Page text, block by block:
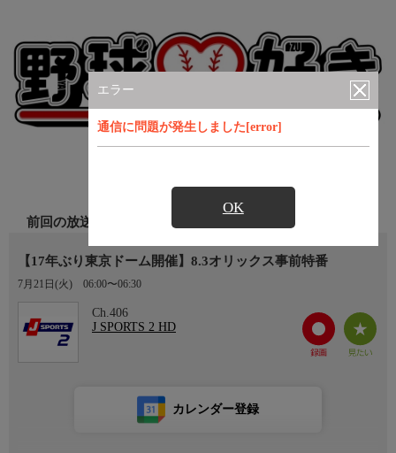
エラー
通信に問題が発生しました[error]
OK
前回の放送
【17年ぶり東京ドーム開催】8.3オリックス事前特番
7月21日(火) 06:00〜06:30
Ch.406
J SPORTS 2 HD
カレンダー登録